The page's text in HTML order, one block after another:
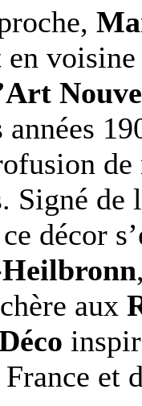
voisine
années
Signé de
décor
chère aux
France et